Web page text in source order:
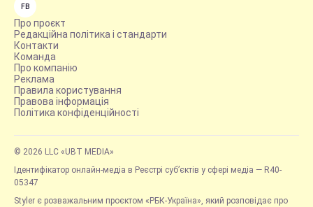
FB
Про проєкт
Редакційна політика і стандарти
Контакти
Команда
Про компанію
Реклама
Правила користування
Правова інформація
Політика конфіденційності
© 2026 LLC «UBT MEDIA»
Ідентифікатор онлайн-медіа в Реєстрі суб’єктів у сфері медіа — R40-
05347
Styler є розважальним проєктом «РБК-Україна», який розповідає про